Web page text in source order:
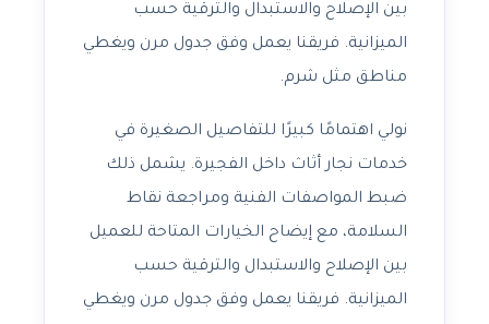
بين الإصلاح والاستبدال والترقية حسب
الميزانية. فريقنا يعمل وفق جدول مرن ويغطي
مناطق مثل شرم.
نولي اهتمامًا كبيرًا للتفاصيل الصغيرة في
خدمات نجار أثاث داخل الفجيرة. يشمل ذلك
ضبط المواصفات الفنية ومراجعة نقاط
السلامة، مع إيضاح الخيارات المتاحة للعميل
بين الإصلاح والاستبدال والترقية حسب
الميزانية. فريقنا يعمل وفق جدول مرن ويغطي